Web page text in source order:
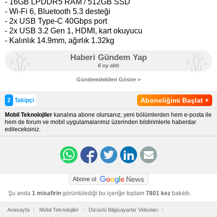
- 16GB LPDDR5 RAM / 512GB SSD
- Wi-Fi 6, Bluetooth 5.3 desteği
- 2x USB Type-C 40Gbps port
- 2x USB 3.2 Gen 1, HDMI, kart okuyucu
- Kalınlık 14.9mm, ağırlık 1.32kg
Haberi Gündem Yap
6 oy aldı
Gündemdekileri Göster >
Aboneliğimi Başlat +
2 Takipçi
Mobil Teknolojiler kanalına abone olursanız, yeni bölümlerden hem e-posta ile
hem de forum ve mobil uygulamalarımız üzerinden bildirimlerle haberdar
edileceksiniz.
Abone ol
Şu anda 1 misafirin görüntülediği bu içeriğe toplam 7801 kez bakıldı.
Anasayfa Mobil Teknolojiler
Dizüstü Bilgisayarlar Videoları